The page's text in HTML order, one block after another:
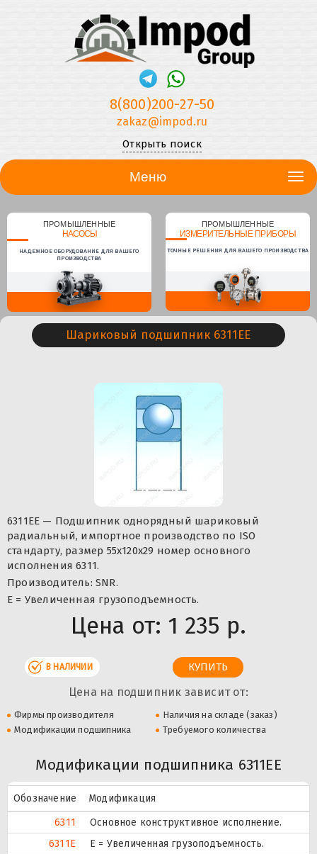
8(800)200-27-50
zakaz@impod.ru
Открыть поиск
Меню
ПРОМЫШЛЕННЫЕ
НАСОСЫ
НАДЕЖНОЕ ОБОРУДОВАНИЕ ДЛЯ ВАШЕГО
ПРОИЗВОДСТВА
ПРОМЫШЛЕННЫЕ
ИЗМЕРИТЕЛЬНЫЕ ПРИБОРЫ
ТОЧНЫЕ РЕШЕНИЯ ДЛЯ ВАШЕГО ПРОИЗВОДСТВА
Шариковый подшипник 6311EE
6311EE — Подшипник однорядный шариковый
радиальный, импортное производство по ISO
стандарту, размер 55x120x29 номер основного
исполнения 6311.
Производитель: SNR.
Е = Увеличенная грузоподъемность.
Цена от: 1 235 р.
В НАЛИЧИИ
Цена на подшипник зависит от:
Фирмы производителя
Наличия на складе (заказ)
Модификации подшипника
Требуемого количества
Модификации подшипника 6311EE
Обозначение
Модификация
6311
Основное конструктивное исполнение.
6311E
Е = Увеличенная грузоподъемность.